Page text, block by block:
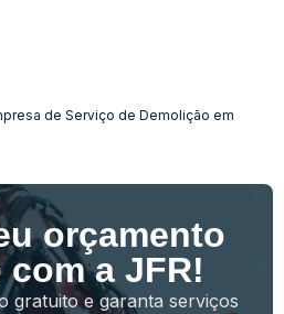
de Serviço de Demolição em
orçamento
a JFR!
gratuito e garanta serviços